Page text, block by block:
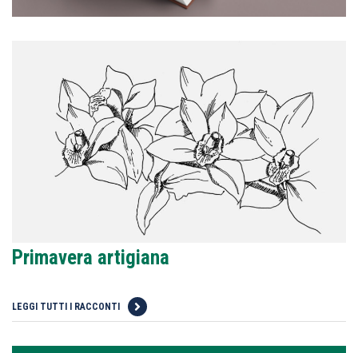
Primavera artigiana
LEGGI TUTTI I RACCONTI